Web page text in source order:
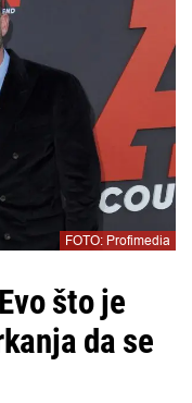
FOTO: Profimedia
što je
da se